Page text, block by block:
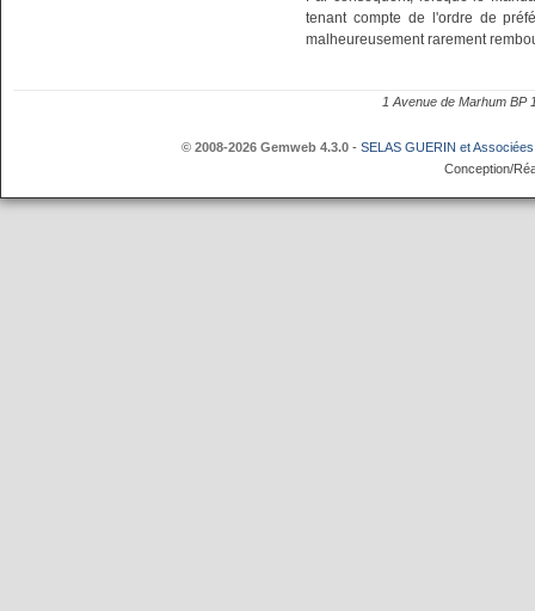
tenant compte de l'ordre de
malheureusement rarement
1 Avenue de Marhum BP
© 2008-2026 Gemweb 4.3.0 - SELAS GUERIN et Associées
Conception/